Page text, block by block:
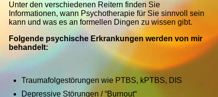
Unter den verschiedenen Reitern finden Sie
Informationen, wann Psychotherapie für Sie sinnvoll sein
kann und was es an formellen Dingen zu wissen gibt.
Folgende psychische Erkrankungen werden von mir
behandelt:
Traumafolgestörungen wie PTBS, kPTBS, DIS
Depressive Störungen / “Burnout“